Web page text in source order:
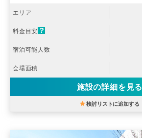
エリア
料金目安
宿泊可能人数
会場面積
施設の詳細を見る
検討リストに追加する